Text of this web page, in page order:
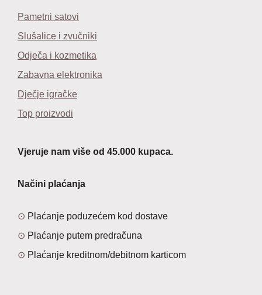
Pametni satovi
Slušalice i zvučniki
Odječa i kozmetika
Zabavna elektronika
Dječje igračke
Top proizvodi
Vjeruje nam više od 45.000 kupaca.
Načini plaćanja
Plaćanje poduzećem kod dostave
Plaćanje putem predračuna
Plaćanje kreditnom/debitnom karticom